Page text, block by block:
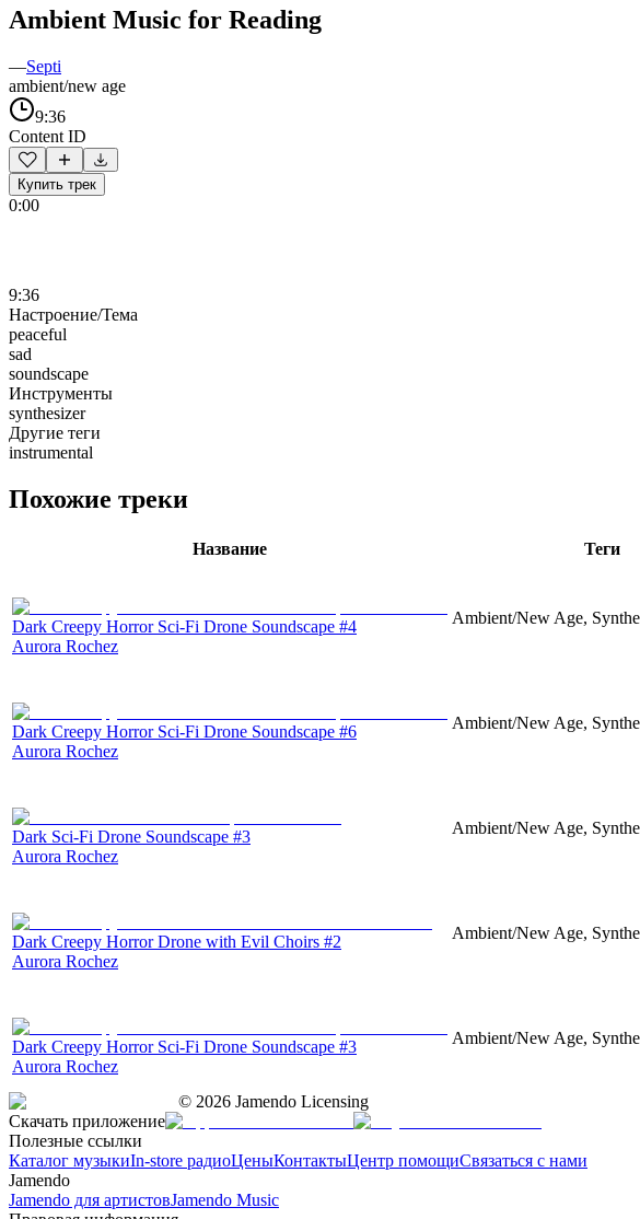
Ambient Music for Reading
—Septi
ambient/new age
9:36
Content ID
Купить трек
0:00
9:36
Настроение/Тема
peaceful
sad
soundscape
Инструменты
synthesizer
Другие теги
instrumental
Похожие треки
Название Теги
Dark Creepy Horror Sci-Fi Drone Soundscape #4
Aurora Rochez
Ambient/New Age,
Dark Creepy Horror Sci-Fi Drone Soundscape #6
Aurora Rochez
Ambient/New Age,
Dark Sci-Fi Drone Soundscape #3
Aurora Rochez
Ambient/New Age,
Dark Creepy Horror Drone with Evil Choirs #2
Aurora Rochez
Ambient/New Age,
Dark Creepy Horror Sci-Fi Drone Soundscape #3
Aurora Rochez
Ambient/New Age,
© 2026 Jamendo Licensing
Скачать приложение
Полезные ссылки
Каталог музыкиIn-store радиоЦеныКонтактыЦентр помощиСвязаться с нами
Jamendo
Jamendo для артистовJamendo Music